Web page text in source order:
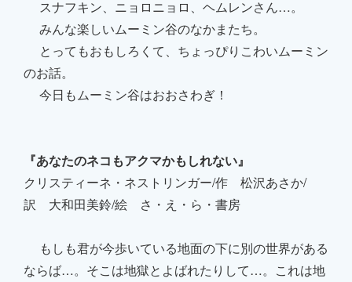
スナフキン、ニョロニョロ、ヘムレンさん…。
みんな楽しいムーミン谷のなかまたち。
とってもおもしろくて、ちょっぴりこわいムーミン
のお話。
今日もムーミン谷はおおさわぎ！
『あなたのネコもアクマかもしれない』
クリスティーネ・ネストリンガー/作 松沢あさか/
訳 大和田美鈴/絵 さ・え・ら・書房
もしも君が今歩いている地面の下に別の世界がある
ならば…。そこは地獄とよばれたりして…。これは地